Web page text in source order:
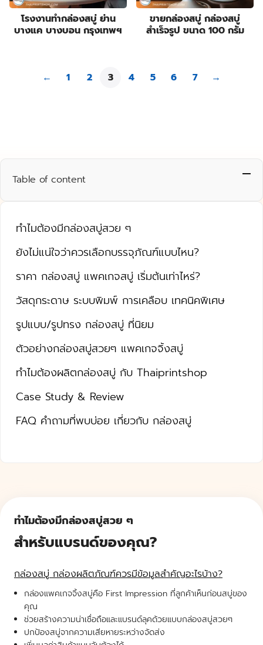
โรงงานทำกล่องสบู่ ย่าน
บางแค บางบอน กรุงเทพฯ
ขายกล่องสบู่ กล่องสบู่
สำเร็จรูป ขนาด 100 กรัม
← 1 2 3 4 5 6 7 →
Table of content
ทำไมต้องมีกล่องสบู่สวย ๆ
ยังไม่แน่ใจว่าควรเลือกบรรจุภัณฑ์แบบไหน?
ราคา กล่องสบู่ แพคเกจสบู่ เริ่มต้นเท่าไหร่?
วัสดุกระดาษ ระบบพิมพ์ การเคลือบ เทคนิคพิเศษ
รูปแบบ/รูปทรง กล่องสบู่ ที่นิยม
ตัวอย่างกล่องสบู่สวยๆ แพคเกจจิ้งสบู่
ทำไมต้องผลิตกล่องสบู่ กับ Thaiprintshop
Case Study & Review
FAQ คำถามที่พบบ่อย เกี่ยวกับ กล่องสบู่
ทำไมต้องมีกล่องสบู่สวย ๆ
สำหรับแบรนด์ของคุณ?
กล่องสบู่ กล่องผลิตภัณฑ์ควรมีข้อมูลสำคัญอะไรบ้าง?
กล่องแพคเกจจิ้งสบู่คือ First Impression ที่ลูกค้าเห็นก่อนสบู่ของ
คุณ
ช่วยสร้างความน่าเชื่อถือและแบรนด์ลุคด้วยแบบกล่องสบู่สวยๆ
ปกป้องสบู่จากความเสียหายระหว่างจัดส่ง